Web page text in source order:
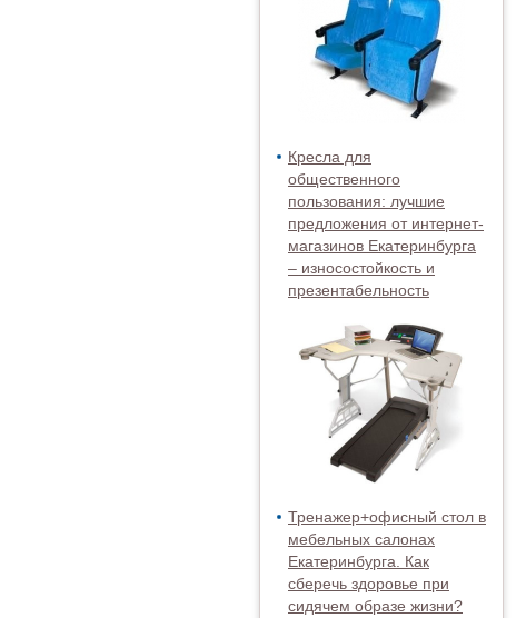
Кресла для
общественного
пользования: лучшие
предложения от интернет-
магазинов Екатеринбурга
– износостойкость и
презентабельность
Тренажер+офисный стол в
мебельных салонах
Екатеринбурга. Как
сберечь здоровье при
сидячем образе жизни?